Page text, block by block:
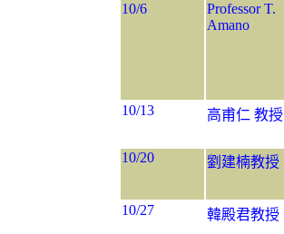
10/6
Professor T.
Amano
10/13
高甫仁 教授
10/20
劉建楠教授
10/27 韓殿君教授